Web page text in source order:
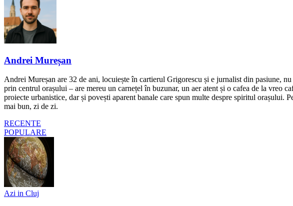
Andrei Mureșan
Andrei Mureșan are 32 de ani, locuiește în cartierul Grigorescu și e jurnalist din pasiune,
prin centrul orașului – are mereu un carnețel în buzunar, un aer atent și o cafea de la vreo
proiecte urbanistice, dar și povești aparent banale care spun multe despre spiritul orașului.
mai bun, zi de zi.
RECENTE
POPULARE
Azi in Cluj